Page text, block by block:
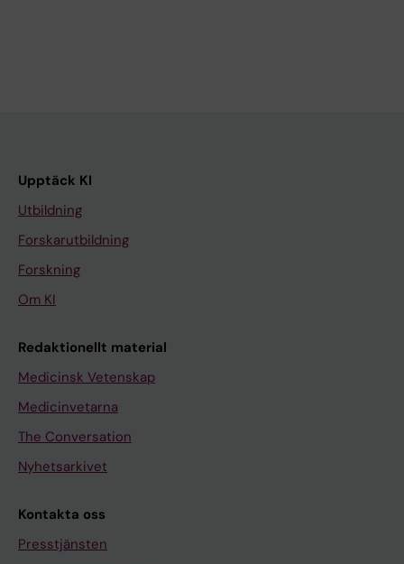
Upptäck KI
Utbildning
Forskarutbildning
Forskning
Om KI
Redaktionellt material
Medicinsk Vetenskap
Medicinvetarna
The Conversation
Nyhetsarkivet
Kontakta oss
Presstjänsten